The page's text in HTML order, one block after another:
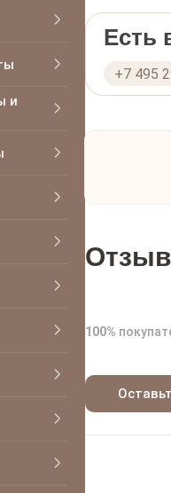
и
Есть
+7 495
100%